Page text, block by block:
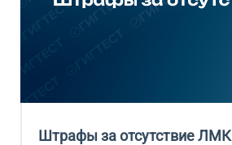
Штрафы за отсутствие ЛМК